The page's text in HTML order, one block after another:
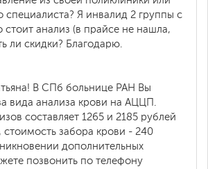
специалиста? Я инвалид 2 группы с
стоит анализ (в прайсе не нашла,
ли скидки? Благодарю.
В СПб больнице РАН Вы
вида анализа крови на АЦЦП.
составляет 1265 и 2185 рублей
стоимость забора крови - 240
дополнительных
позвонить по телефону